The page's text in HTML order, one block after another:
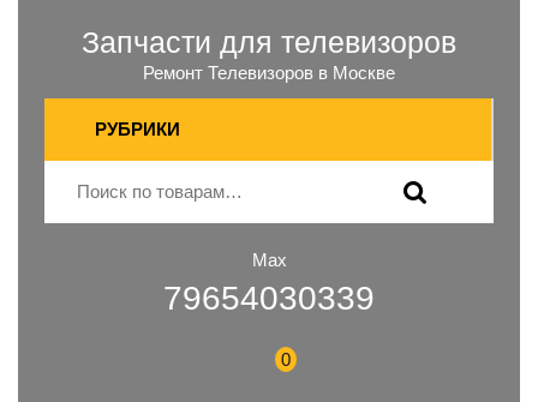
Запчасти для телевизоров
Ремонт Телевизоров в Москве
РУБРИКИ
Max
79654030339
0